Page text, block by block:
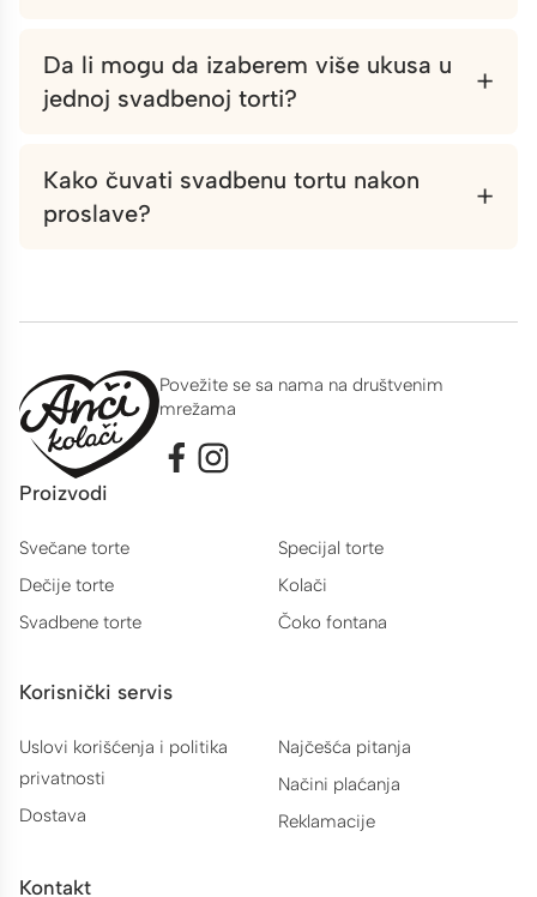
Da li mogu da izaberem više ukusa u
jednoj svadbenoj torti?
+
Kako čuvati svadbenu tortu nakon
proslave?
+
Povežite se sa nama na društvenim
mrežama
Proizvodi
Svečane torte
Dečije torte
Svadbene torte
Specijal torte
Kolači
Čoko fontana
Korisnički servis
Uslovi korišćenja i politika
privatnosti
Dostava
Najčešća pitanja
Načini plaćanja
Reklamacije
Kontakt